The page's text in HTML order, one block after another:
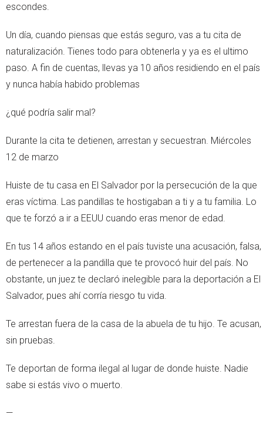
escondes.
Un día, cuando piensas que estás seguro, vas a tu cita de
naturalización. Tienes todo para obtenerla y ya es el ultimo
paso. A fin de cuentas, llevas ya 10 años residiendo en el país
y nunca había habido problemas
¿qué podría salir mal?
Durante la cita te detienen, arrestan y secuestran. Miércoles
12 de marzo
Huiste de tu casa en El Salvador por la persecución de la que
eras víctima. Las pandillas te hostigaban a ti y a tu familia. Lo
que te forzó a ir a EEUU cuando eras menor de edad.
En tus 14 años estando en el país tuviste una acusación, falsa,
de pertenecer a la pandilla que te provocó huir del país. No
obstante, un juez te declaró inelegible para la deportación a El
Salvador, pues ahí corría riesgo tu vida.
Te arrestan fuera de la casa de la abuela de tu hijo. Te acusan,
sin pruebas.
Te deportan de forma ilegal al lugar de donde huiste. Nadie
sabe si estás vivo o muerto.
—